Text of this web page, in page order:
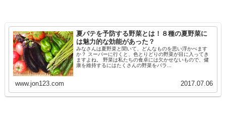
夏バテを予防する野菜とは！８種の夏野菜に
は魅力的な効能があった？
みなさんは夏野菜と聞いて、どんなものを思い浮かべます
か？ スーパーに行くと、色とりどりの野菜が目に入ってき
ますよね。 野菜は私たちの食卓には欠かせないもので、健
康を維持するにはたくさんの野菜をバラ...
www.jon123.com 2017.07.06